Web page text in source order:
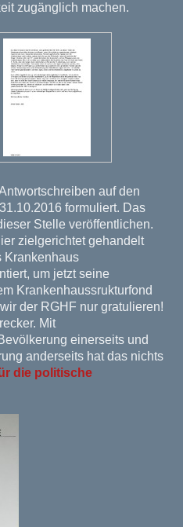
zugänglich machen.
auf den
formuliert. Das
Stelle veröffentlichen.
zielgerichtet gehandelt
Krankenhaus
um jetzt seine
Krankenhaussrukturfond
der RGHF nur gratulieren!
Mit
einerseits und
anderseits hat das nichts
die politische